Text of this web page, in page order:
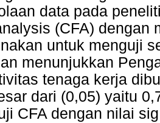
data pada
(CFA) dengan
untuk menguji
menunjukkan
tenaga kerja
dari (0,05) yaitu
CFA dengan nilai